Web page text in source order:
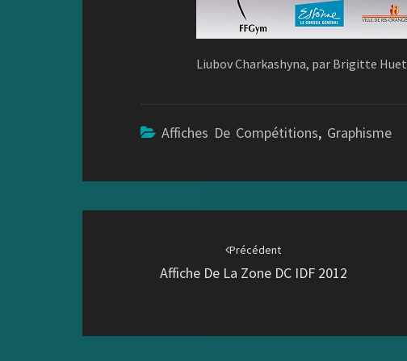
Liubov Charkashyna, par Brigitte Huet
Affiches De Compétitions, Graphisme
Précédent
Affiche De La Zone DC IDF 2012